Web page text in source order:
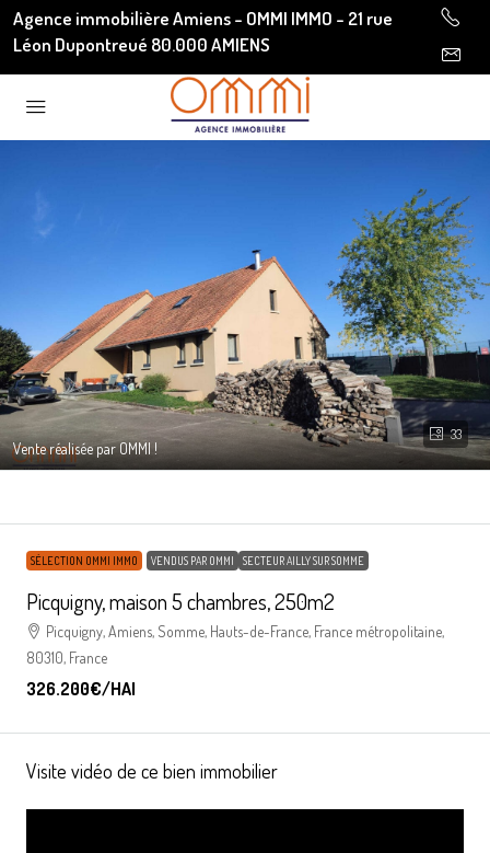
Agence immobilière Amiens - OMMI IMMO - 21 rue
Léon Dupontreué 80.000 AMIENS
33
Vente réalisée par OMMI !
SÉLECTION OMMI IMMO VENDUS PAR OMMI SECTEUR AILLY SUR SOMME
Picquigny, maison 5 chambres, 250m2
Picquigny, Amiens, Somme, Hauts-de-France, France métropolitaine,
80310, France
326.200€/HAI
Visite vidéo de ce bien immobilier